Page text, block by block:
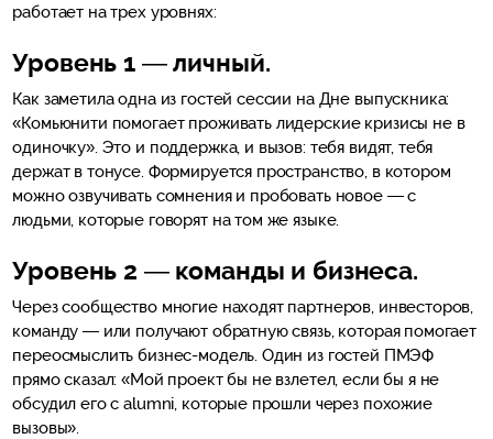
работает на трех уровнях:
Уровень 1 —личный.
Как заметила одна из гостей сессии на Дне выпускника:
«Комьюнити помогает проживать лидерские кризисы не в
одиночку». Это и поддержка, и вызов: тебя видят, тебя
держат в тонусе. Формируется пространство, в котором
можно озвучивать сомнения и пробовать новое — с
людьми, которые говорят на том же языке.
Уровень 2 — команды и бизнеса.
Через сообщество многие находят партнеров, инвесторов,
команду — или получают обратную связь, которая помогает
переосмыслить бизнес-модель. Один из гостей ПМЭФ
прямо сказал: «Мой проект бы не взлетел, если бы я не
обсудил его с alumni, которые прошли через похожие
вызовы».